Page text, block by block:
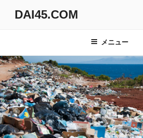
へ
ス
キ
ッ
プ
DAI45.COM
メニュー